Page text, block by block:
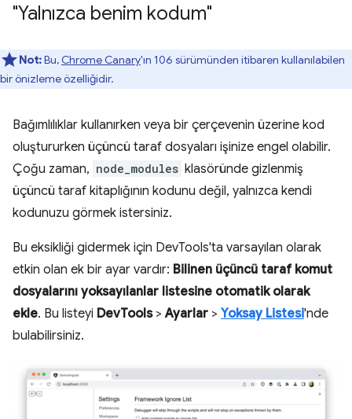
"Yalnızca benim kodum"
Not:Bu, Chrome Canary'ın 106 sürümünden itibaren kullanılabilen
bir önizleme özelliğidir.
Bağımlılıklar kullanırken veya bir çerçevenin üzerine kod
oluştururken üçüncü taraf dosyaları işinize engel olabilir.
Çoğu zaman, node_modules klasöründe gizlenmiş
üçüncü taraf kitaplığının kodunu değil, yalnızca kendi
kodunuzu görmek istersiniz.
Bu eksikliği gidermek için DevTools'ta varsayılan olarak
etkin olan ek bir ayar vardır: Bilinen üçüncü taraf komut
dosyalarını yoksayılanlar listesine otomatik olarak
ekle. Bu listeyi DevTools>Ayarlar > Yoksay Listesi'nde
bulabilirsiniz.